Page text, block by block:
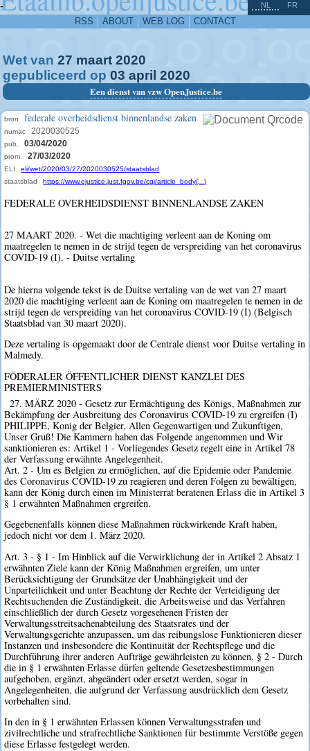
-
RSS ABOUT WEB LOG CONTACT
NL FR
Wet van 27 maart 2020
gepubliceerd op 03 april 2020
Een dienst van vzw OpenJustice.be
bron federale overheidsdienst binnenlandse zaken
numac 2020030525
pub. 03/04/2020
prom. 27/03/2020
ELI
eli/wet/2020/03/27/2020030525/staatsblad
staatsblad
https://www.ejustice.just.fgov.be/cgi/article_body(...)
FEDERALE OVERHEIDSDIENST BINNENLANDSE ZAKEN
27 MAART 2020. - Wet die machtiging verleent aan de Koning om
maatregelen te nemen in de strijd tegen de verspreiding van het coronavirus
COVID-19 (I). - Duitse vertaling
De hierna volgende tekst is de Duitse vertaling van de wet van 27 maart
2020 die machtiging verleent aan de Koning om maatregelen te nemen in de
strijd tegen de verspreiding van het coronavirus COVID-19 (I) (Belgisch
Staatsblad van 30 maart 2020).
Deze vertaling is opgemaakt door de Centrale dienst voor Duitse vertaling in
Malmedy.
FÖDERALER ÖFFENTLICHER DIENST KANZLEI DES
PREMIERMINISTERS
27. MÄRZ 2020 - Gesetz zur Ermächtigung des Königs, Maßnahmen zur
Bekämpfung der Ausbreitung des Coronavirus COVID-19 zu ergreifen (I)
PHILIPPE, Konig der Belgier, Allen Gegenwartigen und Zukunftigen,
Unser Gruß! Die Kammern haben das Folgende angenommen und Wir
sanktionieren es: Artikel 1 - Vorliegendes Gesetz regelt eine in Artikel 78
der Verfassung erwähnte Angelegenheit.
Art. 2 - Um es Belgien zu ermöglichen, auf die Epidemie oder Pandemie
des Coronavirus COVID-19 zu reagieren und deren Folgen zu bewältigen,
kann der König durch einen im Ministerrat beratenen Erlass die in Artikel 3
§ 1 erwähnten Maßnahmen ergreifen.
Gegebenenfalls können diese Maßnahmen rückwirkende Kraft haben,
jedoch nicht vor dem 1. März 2020.
Art. 3 - § 1 - Im Hinblick auf die Verwirklichung der in Artikel 2 Absatz 1
erwähnten Ziele kann der König Maßnahmen ergreifen, um unter
Berücksichtigung der Grundsätze der Unabhängigkeit und der
Unparteilichkeit und unter Beachtung der Rechte der Verteidigung der
Rechtsuchenden die Zuständigkeit, die Arbeitsweise und das Verfahren
einschließlich der durch Gesetz vorgesehenen Fristen der
Verwaltungsstreitsachenabteilung des Staatsrates und der
Verwaltungsgerichte anzupassen, um das reibungslose Funktionieren dieser
Instanzen und insbesondere die Kontinuität der Rechtspflege und die
Durchführung ihrer anderen Aufträge gewährleisten zu können. § 2 - Durch
die in § 1 erwähnten Erlasse dürfen geltende Gesetzesbestimmungen
aufgehoben, ergänzt, abgeändert oder ersetzt werden, sogar in
Angelegenheiten, die aufgrund der Verfassung ausdrücklich dem Gesetz
vorbehalten sind.
In den in § 1 erwähnten Erlassen können Verwaltungsstrafen und
zivilrechtliche und strafrechtliche Sanktionen für bestimmte Verstöße gegen
diese Erlasse festgelegt werden.
^